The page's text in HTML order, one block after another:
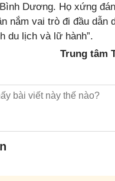
Dương. Họ xứng
nắm vai trò đi đầu dẫn
du lịch và lữ hành”.
Trung tâm